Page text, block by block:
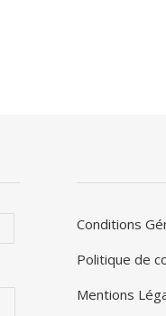
Conditions
Politique de
Mentions